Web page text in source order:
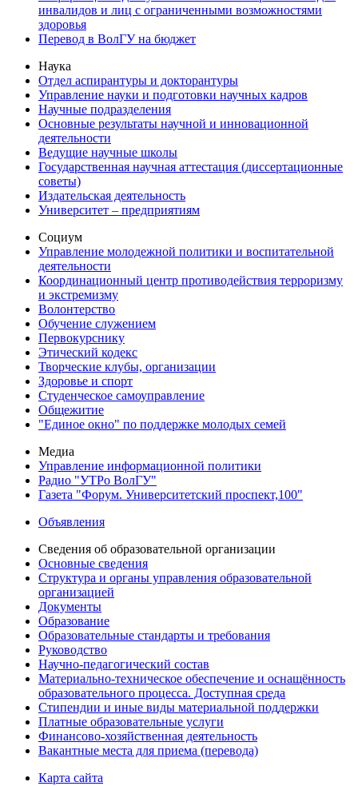
инвалидов и лиц с ограниченными возможностями
здоровья
Перевод в ВолГУ на бюджет
Наука
Отдел аспирантуры и докторантуры
Управление науки и подготовки научных кадров
Научные подразделения
Основные результаты научной и инновационной
деятельности
Ведущие научные школы
Государственная научная аттестация (диссертационные
советы)
Издательская деятельность
Университет – предприятиям
Социум
Управление молодежной политики и воспитательной
деятельности
Координационный центр противодействия терроризму
и экстремизму
Волонтерство
Обучение служением
Первокурснику
Этический кодекс
Творческие клубы, организации
Здоровье и спорт
Студенческое самоуправление
Общежитие
"Единое окно" по поддержке молодых семей
Медиа
Управление информационной политики
Радио "УТРо ВолГУ"
Газета "Форум. Университетский проспект,100"
Объявления
Сведения об образовательной организации
Основные сведения
Структура и органы управления образовательной
организацией
Документы
Образование
Образовательные стандарты и требования
Руководство
Научно-педагогический состав
Материально-техническое обеспечение и оснащённость
образовательного процесса. Доступная среда
Стипендии и иные виды материальной поддержки
Платные образовательные услуги
Финансово-хозяйственная деятельность
Вакантные места для приема (перевода)
Карта сайта